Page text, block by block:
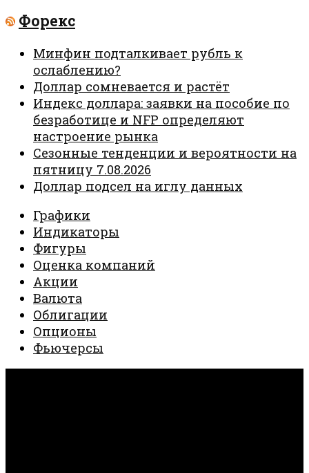
Форекс
Минфин подталкивает рубль к
ослаблению?
Доллар сомневается и растёт
Индекс доллара: заявки на пособие по
безработице и NFP определяют
настроение рынка
Сезонные тенденции и вероятности на
пятницу 7.08.2026
Доллар подсел на иглу данных
Графики
Индикаторы
Фигуры
Оценка компаний
Акции
Валюта
Облигации
Опционы
Фьючерсы